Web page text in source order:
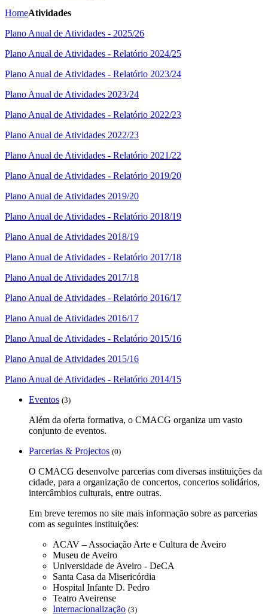
HomeAtividades
Plano Anual de Atividades - 2025/26
Plano Anual de Atividades - Relatório 2024/25
Plano Anual de Atividades - Relatório 2023/24
Plano Anual de Atividades 2023/24
Plano Anual de Atividades - Relatório 2022/23
Plano Anual de Atividades 2022/23
Plano Anual de Atividades - Relatório 2021/22
Plano Anual de Atividades - Relatório 2019/20
Plano Anual de Atividades 2019/20
Plano Anual de Atividades - Relatório 2018/19
Plano Anual de Atividades 2018/19
Plano Anual de Atividades - Relatório 2017/18
Plano Anual de Atividades 2017/18
Plano Anual de Atividades - Relatório 2016/17
Plano Anual de Atividades 2016/17
Plano Anual de Atividades - Relatório 2015/16
Plano Anual de Atividades 2015/16
Plano Anual de Atividades - Relatório 2014/15
Eventos (3)
Além da oferta formativa, o CMACG organiza um vasto
conjunto de eventos.
Parcerias & Projectos (0)
O CMACG desenvolve parcerias com diversas instituições da
cidade, para a organização de concertos, concertos solidários,
intercâmbios culturais, entre outras.
Em breve teremos no site mais informação sobre as parcerias
com as seguintes instituições:
ACAV – Associação Arte e Cultura de Aveiro
Museu de Aveiro
Universidade de Aveiro - DeCA
Santa Casa da Misericórdia
Hospital Infante D. Pedro
Teatro Aveirense
Internacionalização (3)